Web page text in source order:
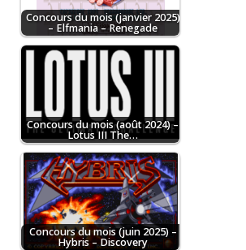
Concours du mois (janvier 2025)
– Elfmania – Renegade
Concours du mois (août 2024) –
Lotus III The…
Concours du mois (juin 2025) –
Hybris – Discovery